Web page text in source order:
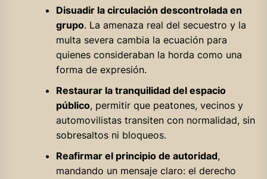
Disuadir la circulación descontrolada en
grupo. La amenaza real del secuestro y la
multa severa cambia la ecuación para
quienes consideraban la horda como una
forma de expresión.
Restaurar la tranquilidad del espacio
público, permitir que peatones, vecinos y
automovilistas transiten con normalidad, sin
sobresaltos ni bloqueos.
Reafirmar el principio de autoridad,
mandando un mensaje claro: el derecho